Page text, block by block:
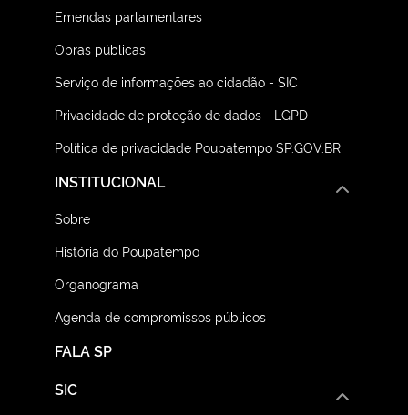
Emendas parlamentares
Obras públicas
Serviço de informações ao cidadão - SIC
Privacidade de proteção de dados - LGPD
Política de privacidade Poupatempo SP.GOV.BR
FALA SP
INSTITUCIONAL
Sobre
História do Poupatempo
Organograma
Agenda de compromissos públicos
SIC